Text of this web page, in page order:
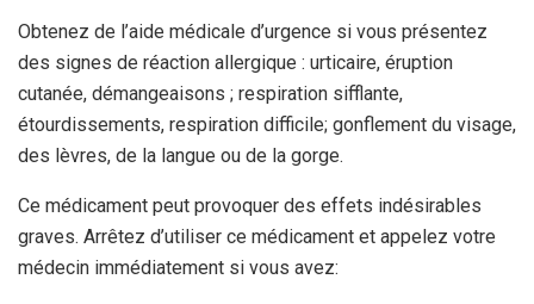
Obtenez de l’aide médicale d’urgence si vous présentez
des signes de réaction allergique : urticaire, éruption
cutanée, démangeaisons ; respiration sifflante,
étourdissements, respiration difficile; gonflement du visage,
des lèvres, de la langue ou de la gorge.
Ce médicament peut provoquer des effets indésirables
graves. Arrêtez d’utiliser ce médicament et appelez votre
médecin immédiatement si vous avez: